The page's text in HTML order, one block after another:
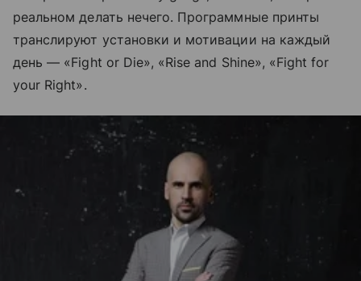
реальном делать нечего. Программные принты
транслируют установки и мотивации на каждый
день — «Fight or Die», «Rise and Shine», «Fight for
your Right».